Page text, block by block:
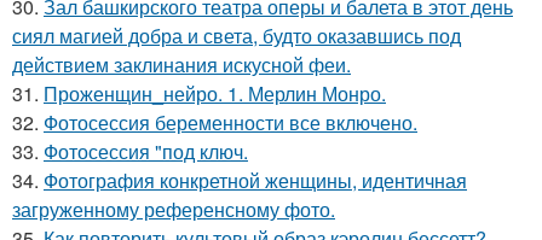
30. Зал башкирского театра оперы и балета в этот день
сиял магией добра и света, будто оказавшись под
действием заклинания искусной феи.
31. Проженщин_нейро. 1. Мерлин Монро.
32. Фотосессия беременности все включено.
33. Фотосессия "под ключ.
34. Фотография конкретной женщины, идентичная
загруженному референсному фото.